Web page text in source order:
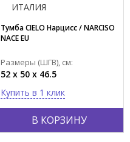
В КОРЗИНУ
ИТАЛИЯ
Тумба CIELO Нарцисс / NARCISO
NACE EU
Размеры (ШГВ), см:
52 x 50 x 46.5
Купить в 1 клик